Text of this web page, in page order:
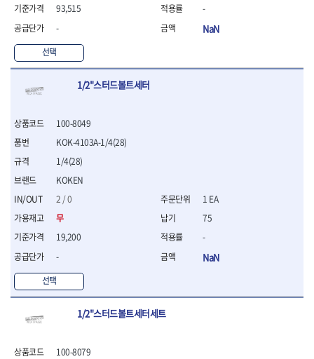
- 절연육각비트소켓
- 절연토크렌치
- 절연콤비네이션렌치
- 절연링렌치
- 절연안전모
- 절연매트
- 방폭소켓
- 방폭라쳇핸들
- 방폭콤비네이션렌치
- 방폭함마스패너
- 절연일자드라이버
- 절연드라이버세트
- 스트리퍼
- 라쳇케이블커터
- 자동스트리퍼
- 케이블스트리퍼
- 절연공구세트
93,515
-
선택
-
NaN
1/2"스터드볼트세터
100-8049
KOKEN
2 / 0
무
19,200
-
선택
KOK-4103A-1/4(28)
1/4(28)
1 EA
75
-
NaN
1/2"스터드볼트세터세트
100-8079